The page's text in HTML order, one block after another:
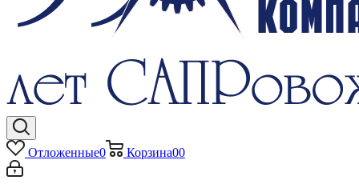
Отложенные0 Корзина00